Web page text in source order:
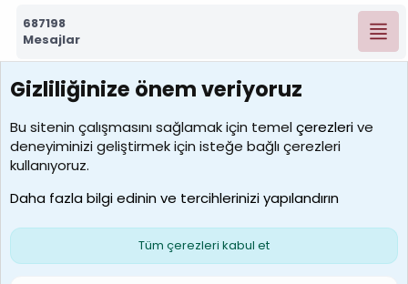
687198
Mesajlar
7388
Kullanıcılar
borabekirogluu
Son üye
Çerezler
S
Gizliliğinize önem veriyoruz
Bu sitenin çalışmasını sağlamak için temelçerezlerive
deneyiminizi geliştirmek için isteğe bağlı çerezleri
kullanıyoruz.
Daha fazla bilgi edinin ve tercihlerinizi yapılandırın
Tüm çerezleri kabul et